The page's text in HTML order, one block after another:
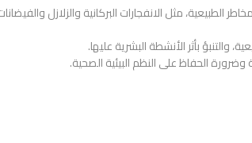
الطبيعية، مثل الانفجارات البركانية والزلازل
والتنبؤ بأثر الأنشطة البشرية عليها.
الحفاظ على النظم البيئية الصحية.